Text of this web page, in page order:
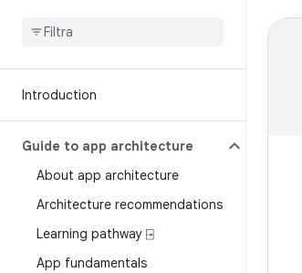
Introduction
Guide to app architecture
About app architecture
Architecture recommendations
Learning pathway ⍈
App fundamentals